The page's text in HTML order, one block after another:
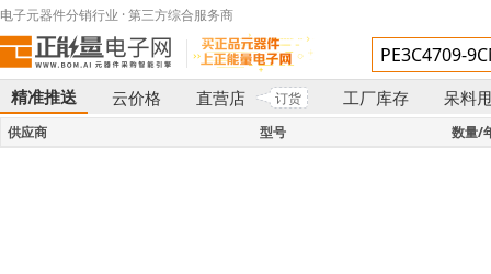
电子元器件分销行业 · 第三方综合服务商
精准推送 云价格 直营店 订货 工厂库存 呆料
供应商 型号 数量/
}